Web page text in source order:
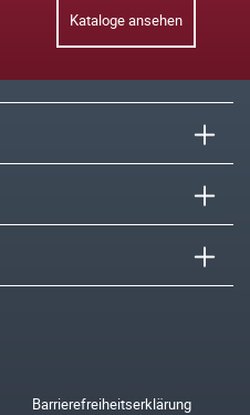
Kataloge ansehen
Barrierefreiheitserklärung